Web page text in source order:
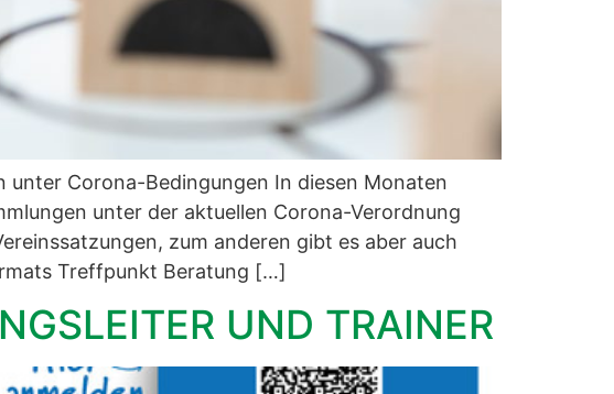
Corona-Bedingungen In diesen Monaten
unter der aktuellen Corona-Verordnung
zum anderen gibt es aber auch
Treffpunkt Beratung […]
UND TRAINER